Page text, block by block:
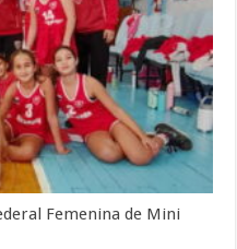
Femenina de Mini